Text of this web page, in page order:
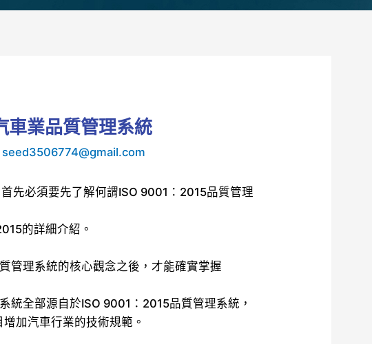
業品質管理系統
seed3506774@gmail.com
先必須要先了解何謂ISO 9001：2015品質管理
的詳細介紹。
管理系統的核心觀念之後，才能確實掌握
統全部源自於ISO 9001：2015品質管理系統，
加汽車行業的技術規範。